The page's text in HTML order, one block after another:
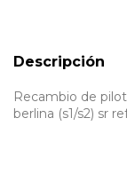
Descripción
Recambio de
berlina (s1/s2) sr